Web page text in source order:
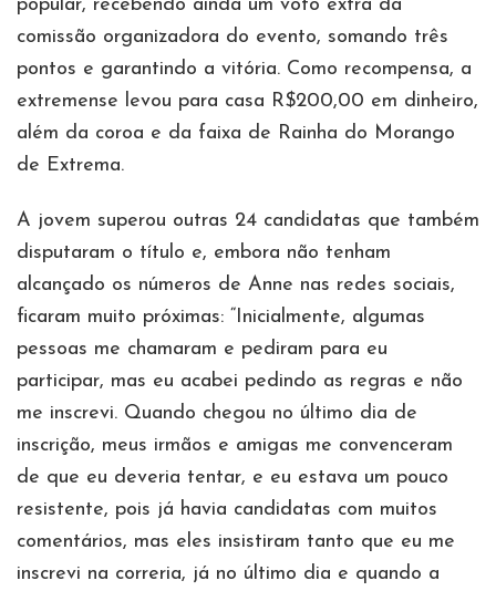
popular, recebendo ainda um voto extra da
comissão organizadora do evento, somando três
pontos e garantindo a vitória. Como recompensa, a
extremense levou para casa R$200,00 em dinheiro,
além da coroa e da faixa de Rainha do Morango
de Extrema.
A jovem superou outras 24 candidatas que também
disputaram o título e, embora não tenham
alcançado os números de Anne nas redes sociais,
ficaram muito próximas: “Inicialmente, algumas
pessoas me chamaram e pediram para eu
participar, mas eu acabei pedindo as regras e não
me inscrevi. Quando chegou no último dia de
inscrição, meus irmãos e amigas me convenceram
de que eu deveria tentar, e eu estava um pouco
resistente, pois já havia candidatas com muitos
comentários, mas eles insistiram tanto que eu me
inscrevi na correria, já no último dia e quando a